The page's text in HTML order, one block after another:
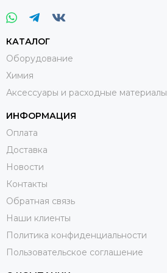
КАТАЛОГ
Оборудование
Химия
Аксессуары и расходные материалы
ИНФОРМАЦИЯ
Оплата
Доставка
Новости
Контакты
Обратная связь
Наши клиенты
Политика конфиденциальности
Пользовательское соглашение